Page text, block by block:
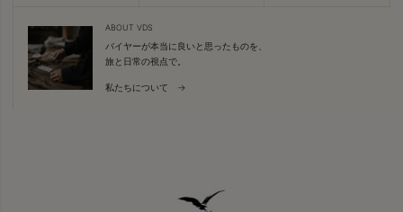
ABOUT VDS
バイヤーが本当に良いと思ったものを、
旅と日常の視点で。
私たちについて →